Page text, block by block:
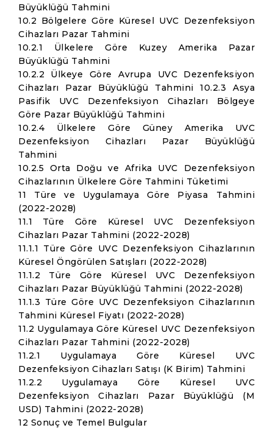
Büyüklüğü Tahmini
10.2 Bölgelere Göre Küresel UVC Dezenfeksiyon
Cihazları Pazar Tahmini
10.2.1 Ülkelere Göre Kuzey Amerika Pazar
Büyüklüğü Tahmini
10.2.2 Ülkeye Göre Avrupa UVC Dezenfeksiyon
Cihazları Pazar Büyüklüğü Tahmini 10.2.3 Asya
Pasifik UVC Dezenfeksiyon Cihazları Bölgeye
Göre Pazar Büyüklüğü Tahmini
10.2.4 Ülkelere Göre Güney Amerika UVC
Dezenfeksiyon Cihazları Pazar Büyüklüğü
Tahmini
10.2.5 Orta Doğu ve Afrika UVC Dezenfeksiyon
Cihazlarının Ülkelere Göre Tahmini Tüketimi
11 Türe ve Uygulamaya Göre Piyasa Tahmini
(2022-2028)
11.1 Türe Göre Küresel UVC Dezenfeksiyon
Cihazları Pazar Tahmini (2022-2028)
11.1.1 Türe Göre UVC Dezenfeksiyon Cihazlarının
Küresel Öngörülen Satışları (2022-2028)
11.1.2 Türe Göre Küresel UVC Dezenfeksiyon
Cihazları Pazar Büyüklüğü Tahmini (2022-2028)
11.1.3 Türe Göre UVC Dezenfeksiyon Cihazlarının
Tahmini Küresel Fiyatı (2022-2028)
11.2 Uygulamaya Göre Küresel UVC Dezenfeksiyon
Cihazları Pazar Tahmini (2022-2028)
11.2.1 Uygulamaya Göre Küresel UVC
Dezenfeksiyon Cihazları Satışı (K Birim) Tahmini
11.2.2 Uygulamaya Göre Küresel UVC
Dezenfeksiyon Cihazları Pazar Büyüklüğü (M
USD) Tahmini (2022-2028)
12 Sonuç ve Temel Bulgular